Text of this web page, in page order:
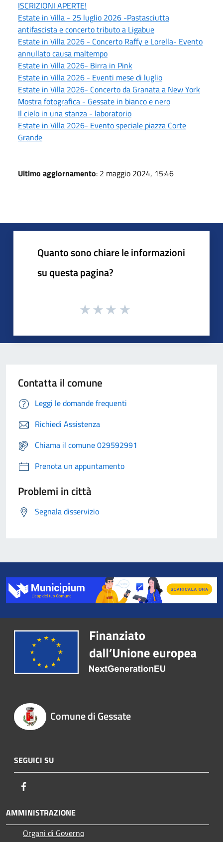
ISCRIZIONI APERTE!
Estate in Villa - 25 luglio 2026 -Pastasciutta
antifascista e concerto tributo a Ligabue
Estate in Villa 2026 - Concerto Raffy e Lorella- Evento
annullato causa maltempo
Estate in Villa 2026- Birra in Pink
Estate in Villa 2026 - Eventi mese di luglio
Estate in Villa 2026- Concerto da Granata a New York
Mostra fotografica - Gessate in bianco e nero
Il cielo in una stanza - laboratorio
Estate in Villa 2026- Evento speciale piazza Corte
Grande
Ultimo aggiornamento: 2 maggio 2024, 15:46
Quanto sono chiare le informazioni
su questa pagina?
Contatta il comune
Leggi le domande frequenti
Richiedi Assistenza
Chiama il comune 029592991
Prenota un appuntamento
Problemi in città
Segnala disservizio
Comune di Gessate
SEGUICI SU
AMMINISTRAZIONE
Organi di Governo